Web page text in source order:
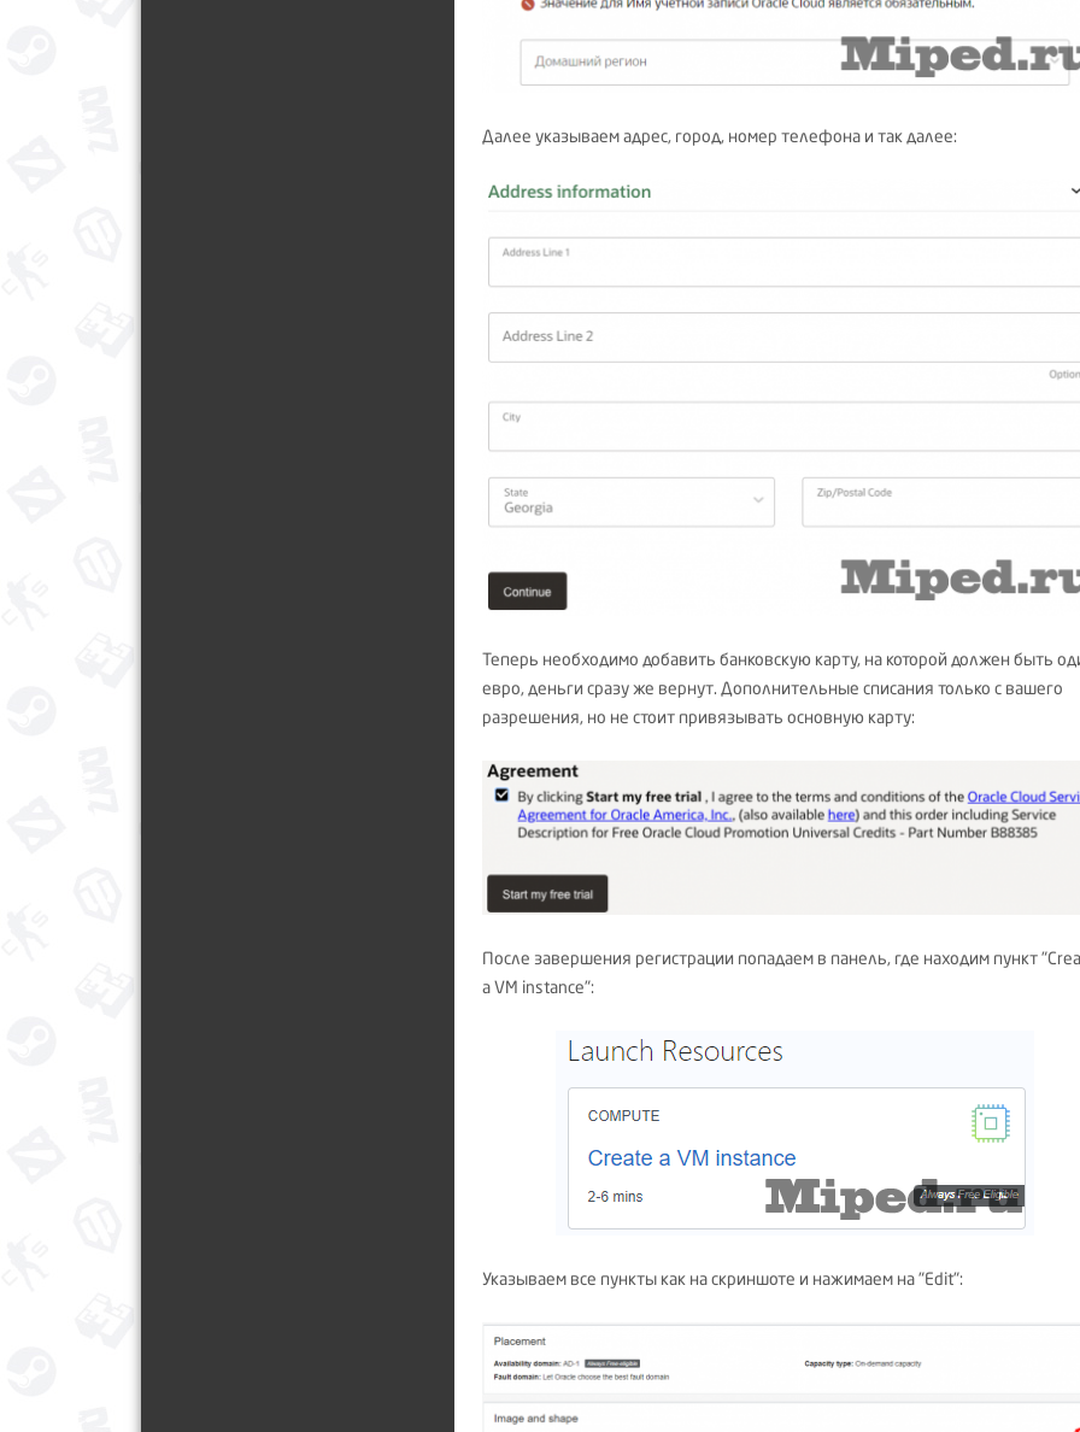
Далее указываем адрес, город, номер телефона и так далее:
Теперь необходимо добавить банковскую карту, на которой должен быть
евро, деньги сразу же вернут. Дополнительные списания только с вашего
разрешения, но не стоит привязывать основную карту:
После завершения регистрации попадаем в панель, где находим пункт
a VM instance":
Указываем все пункты как на скриншоте и нажимаем на "Edit":